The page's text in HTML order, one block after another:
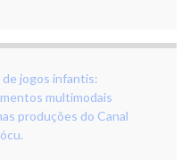
jogos infantis:
multimodais
produções do Canal